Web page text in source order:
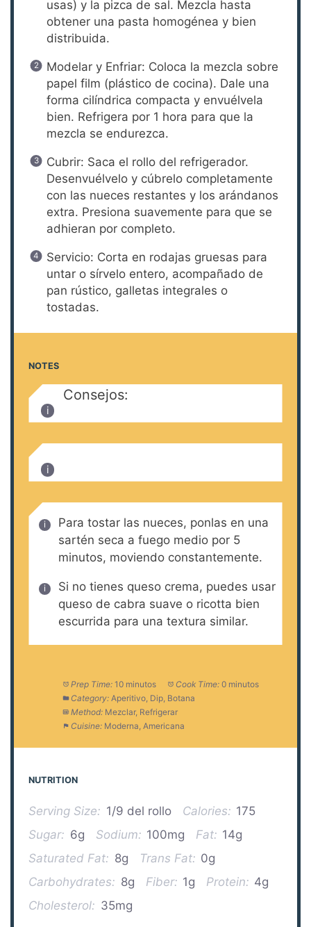
usas) y la pizca de sal. Mezcla hasta
obtener una pasta homogénea y bien
distribuida.
Modelar y Enfriar: Coloca la mezcla sobre
papel film (plástico de cocina). Dale una
forma cilíndrica compacta y envuélvela
bien. Refrigera por 1 hora para que la
mezcla se endurezca.
Cubrir: Saca el rollo del refrigerador.
Desenvuélvelo y cúbrelo completamente
con las nueces restantes y los arándanos
extra. Presiona suavemente para que se
adhieran por completo.
Servicio: Corta en rodajas gruesas para
untar o sírvelo entero, acompañado de
pan rústico, galletas integrales o
tostadas.
NOTES
Consejos:
Para tostar las nueces, ponlas en una
sartén seca a fuego medio por 5
minutos, moviendo constantemente.
Si no tienes queso crema, puedes usar
queso de cabra suave o ricotta bien
escurrida para una textura similar.
Prep Time: 10 minutos Cook Time: 0 minutos
Category: Aperitivo, Dip, Botana
Method: Mezclar, Refrigerar
Cuisine: Moderna, Americana
NUTRITION
Serving Size: 1/9 del rollo Calories: 175
Sugar: 6g Sodium: 100mg Fat: 14g
Saturated Fat: 8g Trans Fat: 0g
Carbohydrates: 8g Fiber: 1g Protein: 4g
Cholesterol: 35mg